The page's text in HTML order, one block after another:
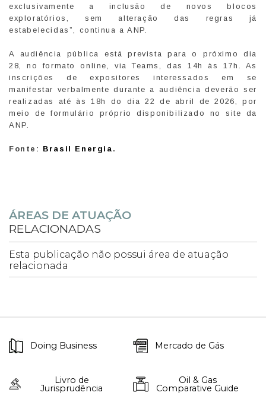
exclusivamente a inclusão de novos blocos
exploratórios, sem alteração das regras já
estabelecidas”, continua a ANP.
A audiência pública está prevista para o próximo dia
28, no formato online, via Teams, das 14h às 17h. As
inscrições de expositores interessados em se
manifestar verbalmente durante a audiência deverão ser
realizadas até às 18h do dia 22 de abril de 2026, por
meio de formulário próprio disponibilizado no site da
ANP.
Fonte: Brasil Energia .
ÁREAS DE ATUAÇÃO
RELACIONADAS
Esta publicação não possui área de atuação
relacionada
Doing Business Mercado de Gás
Livro de
Jurisprudência
Oil & Gas
Comparative Guide